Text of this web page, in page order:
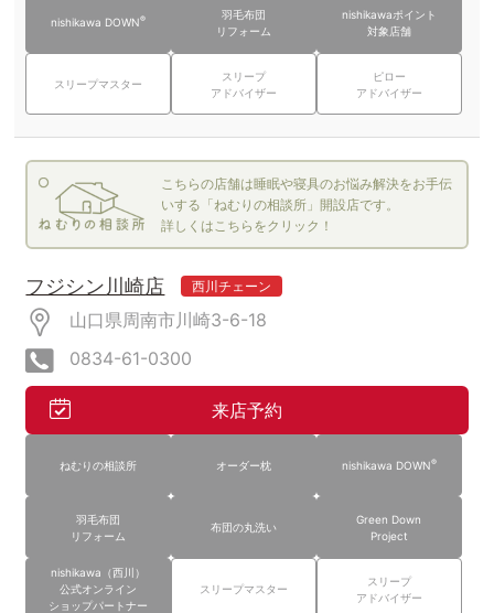
nishikawa DOWN®
羽毛布団
リフォーム
nishikawaポイント
対象店舗
スリープマスター
スリープ
アドバイザー
ピロー
アドバイザー
こちらの店舗は睡眠や寝具のお悩み解決をお手伝
いする「ねむりの相談所」開設店です。
詳しくはこちらをクリック！
フジシン川崎店 西川チェーン
山口県周南市川崎3-6-18
0834-61-0300
来店予約
ねむりの相談所 オーダー枕 nishikawa DOWN®
羽毛布団
リフォーム
布団の丸洗い
Green Down
Project
nishikawa（西川）
公式オンライン
ショップパートナー
スリープマスター
スリープ
アドバイザー